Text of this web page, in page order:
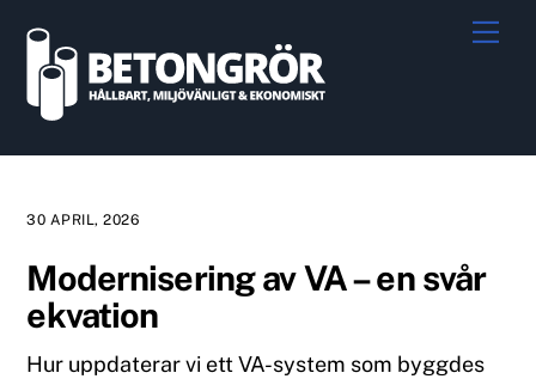
content
30 APRIL, 2026
Modernisering av VA – en svår
ekvation
Hur uppdaterar vi ett VA-system som byggdes